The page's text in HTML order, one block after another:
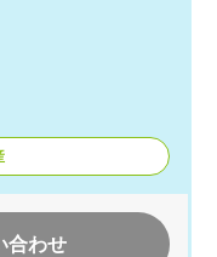
合わせ